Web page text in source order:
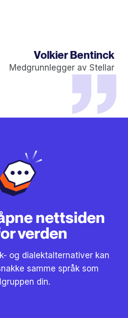
Volkier Bentinck
Medgrunnlegger av Stellar
nettsiden
verden
og dialektalternativer kan
samme språk som
din.